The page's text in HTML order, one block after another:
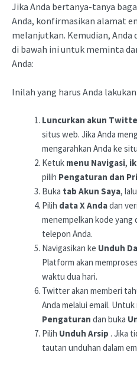
Jika Anda bertanya-tanya
Anda, konfirmasikan alamat
melanjutkan. Kemudian,
di bawah ini untuk meminta
Anda:
Inilah yang harus Anda lakukan:
Luncurkan akun
situs web. Jika Anda
mengarahkan Anda ke
Ketuk menu Navigasi,
pilih Pengaturan dan
Buka tab Akun Saya,
Pilih data X Andadan
menempelkan kode yang
telepon Anda.
Navigasikan ke Unduh
Platform akan
waktu dua hari.
Twitter akan memberi
Anda melalui email.
Pengaturan dan buka
Pilih Unduh Arsip . Jika
tautan unduhan dalam